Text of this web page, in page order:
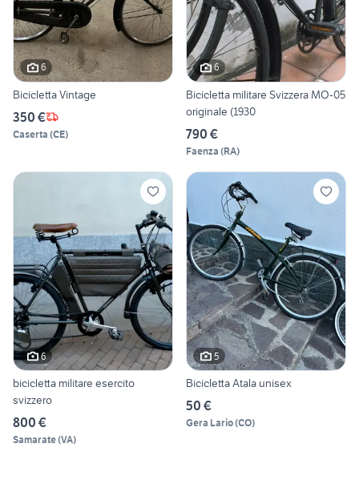
6
Bicicletta Vintage
350 €
Caserta (CE)
6
Bicicletta militare Svizzera MO-05
originale (1930
790 €
Faenza (RA)
6
bicicletta militare esercito
svizzero
800 €
Samarate(VA)
5
Bicicletta Atala unisex
50 €
Gera Lario(CO)